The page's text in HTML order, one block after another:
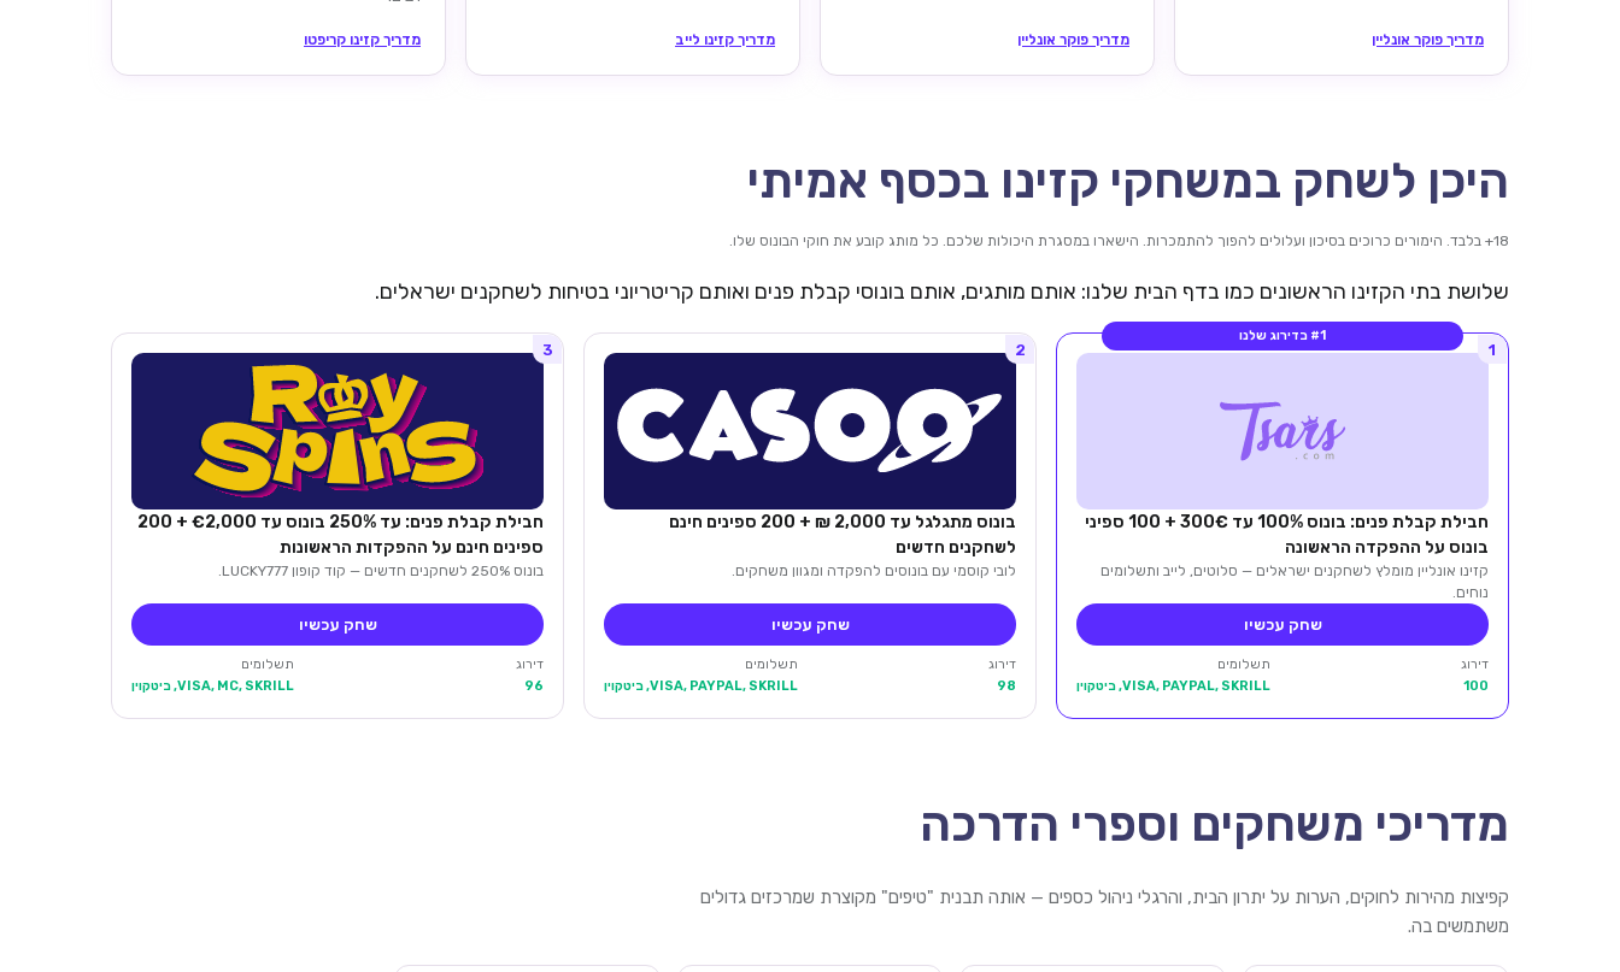
מדריך פוקר אונליין מדריך פוקר אונליין מדריך קזינו לייב מדריך קזינו קריפטו
היכן לשחק במשחקי קזינו בכסף אמיתי
18+ בלבד. הימורים כרוכים בסיכון ועלולים להפוך להתמכרות. הישארו במסגרת היכולות שלכם. כל מותג קובע את חוקי הבונוס שלו.
שלושת בתי הקזינו הראשונים כמו בדף הבית שלנו: אותם מותגים, אותם בונוסי קבלת פנים ואותם קריטריוני בטיחות לשחקנים ישראלים.
#1 בדירוג שלנו
1
חבילת קבלת פנים: בונוס 100% עד 300€ + 100 ספיני
בונוס על ההפקדה הראשונה
קזינו אונליין מומלץ לשחקנים ישראלים — סלוטים, לייב ותשלומים
נוחים.
שחק עכשיו
דירוג
100
תשלומים
VISA, PAYPAL, SKRILL, ביטקוין
2
בונוס מתגלגל עד 2,000 ₪ + 200 ספינים חינם
לשחקנים חדשים
לובי קוסמי עם בונוסים להפקדה ומגוון משחקים.
שחק עכשיו
דירוג
98
תשלומים
VISA, PAYPAL, SKRILL, ביטקוין
3
חבילת קבלת פנים: עד 250% בונוס עד €2,000 + 200
ספינים חינם על ההפקדות הראשונות
בונוס 250% לשחקנים חדשים — קוד קופון LUCKY777.
שחק עכשיו
דירוג
96
תשלומים
VISA, MC, SKRILL, ביטקוין
מדריכי משחקים וספרי הדרכה
קפיצות מהירות לחוקים, הערות על יתרון הבית, והרגלי ניהול כספים — אותה תבנית "טיפים" מקוצרת שמרכזים גדולים
משתמשים בה.